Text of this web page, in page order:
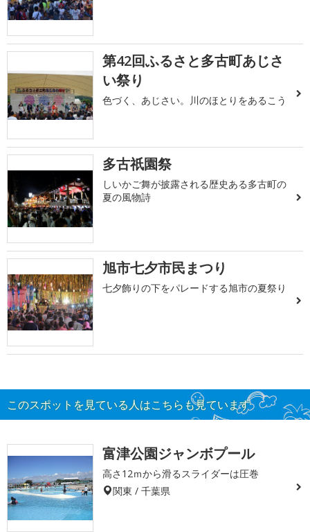
第42回ふるさと多古町あじさ
い祭り
色づく、あじさい。川のほとりをあるこう
多古祇園祭
しいかご舞が披露される歴史ある多古町の
夏の風物詩
旭市七夕市民まつり
七夕飾りの下をパレードする旭市の夏祭り
このスポットを見ている人はこちらも見ています
富津公園ジャンボプール
高さ12ｍから滑るスライダーは圧巻
関東 / 千葉県